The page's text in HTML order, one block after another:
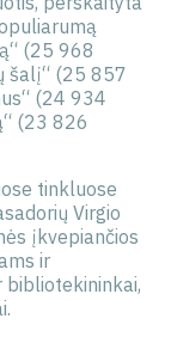
(25 968
šalį“ (25 857
(24 934
(23 826
tinkluose
Virgio
įkvepiančios
ir
bibliotekininkai,